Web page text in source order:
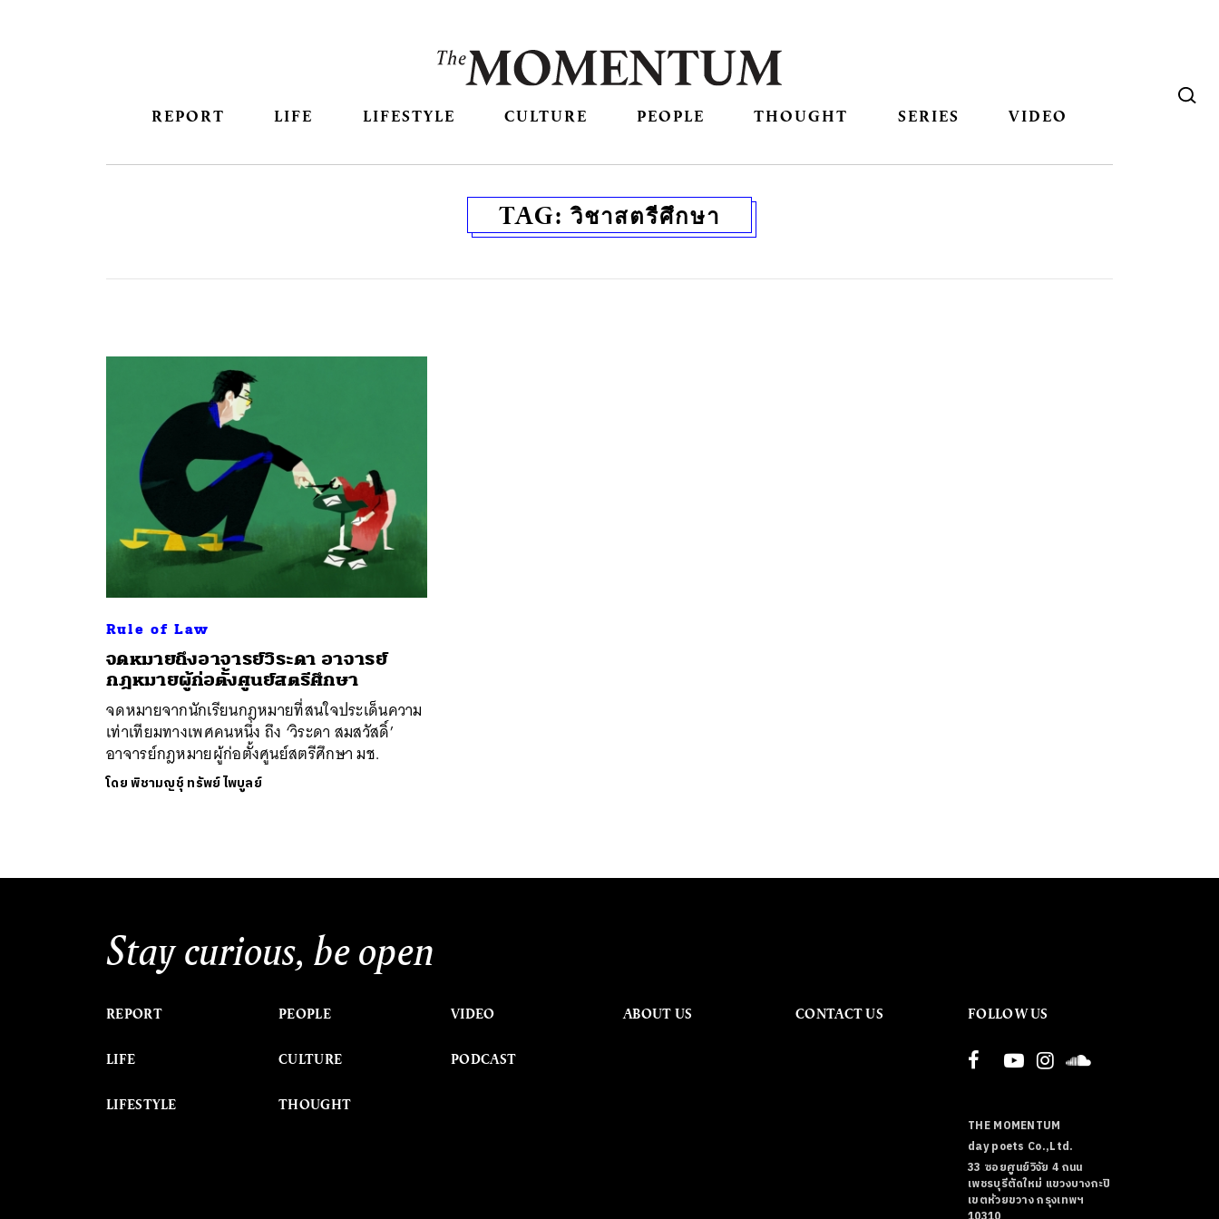
REPORT LIFE LIFESTYLE CULTURE PEOPLE THOUGHT SERIES VIDEO
TAG:วิชาสตรีศึกษา
Rule of Law
จดหมายถึงอาจารย์วิระดา อาจารย์
กฎหมายผู้ก่อตั้งศูนย์สตรีศึกษา
จดหมายจากนักเรียนกฎหมายที่สนใจประเด็นความ
เท่าเทียมทางเพศคนหนึ่ง ถึง ‘วิระดา สมสวัสดิ์’
อาจารย์กฎหมายผู้ก่อตั้งศูนย์สตรีศึกษา มช.
โดยพิชามญชุ์ ทรัพย์ไพบูลย์
Stay curious, be open
REPORT
LIFE
LIFESTYLE
PEOPLE
CULTURE
THOUGHT
VIDEO
PODCAST
ABOUT US CONTACT US FOLLOW US
THE MOMENTUM
day poets Co.,Ltd.
33 ซอยศูนย์วิจัย 4 ถนน
เพชรบุรีตัดใหม่ แขวงบางกะปิ
เขตห้วยขวาง กรุงเทพฯ
ค้นหา